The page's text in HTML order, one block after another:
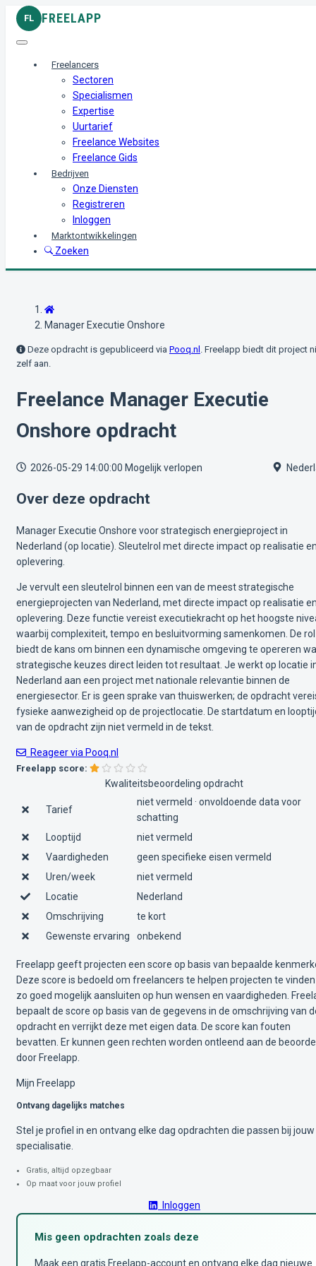
FL FREELAPP
Freelancers
Sectoren
Specialismen
Expertise
Uurtarief
Freelance Websites
Freelance Gids
Bedrijven
Onze Diensten
Registreren
Inloggen
Marktontwikkelingen
Zoeken
Manager Executie Onshore
Deze opdracht is gepubliceerd via Pooq.nl . Freelapp biedt dit project
zelf aan.
Freelance Manager Executie
Onshore opdracht
2026-05-29 14:00:00 Mogelijk verlopen
Over deze opdracht
Manager Executie Onshore voor strategisch energieproject in
Nederland (op locatie). Sleutelrol met directe impact op realisatie
oplevering.
Je vervult een sleutelrol binnen een van de meest strategische
energieprojecten van Nederland, met directe impact op realisatie
oplevering. Deze functie vereist executiekracht op het hoogste
waarbij complexiteit, tempo en besluitvorming samenkomen. De rol
biedt de kans om binnen een dynamische omgeving te opereren
strategische keuzes direct leiden tot resultaat. Je werkt op locatie
Nederland aan een project met nationale relevantie binnen de
energiesector. Er is geen sprake van thuiswerken; de opdracht
fysieke aanwezigheid op de projectlocatie. De startdatum en
van de opdracht zijn niet vermeld in de tekst.
Reageer via Pooq.nl
Freelapp score:
Kwaliteitsbeoordeling opdracht
Tarief
niet vermeld · onvoldoende data voor
schatting
Looptijd
niet vermeld
Vaardigheden
geen specifieke eisen vermeld
Uren/week
niet vermeld
Locatie
Nederland
Omschrijving
te kort
Gewenste ervaring
onbekend
Freelapp geeft projecten een score op basis van bepaalde
Deze score is bedoeld om freelancers te helpen projecten te
zo goed mogelijk aansluiten op hun wensen en vaardigheden.
bepaalt de score op basis van de gegevens in de omschrijving van
opdracht en verrijkt deze met eigen data. De score kan fouten
bevatten. Er kunnen geen rechten worden ontleend aan de
door Freelapp.
Mijn Freelapp
Ontvang dagelijks matches
Stel je profiel in en ontvang elke dag opdrachten die passen bij jouw
specialisatie.
Gratis, altijd opzegbaar
Op maat voor jouw profiel
Inloggen
Mis geen opdrachten zoals deze
Maak een gratis Freelapp-account en ontvang elke dag nieuwe